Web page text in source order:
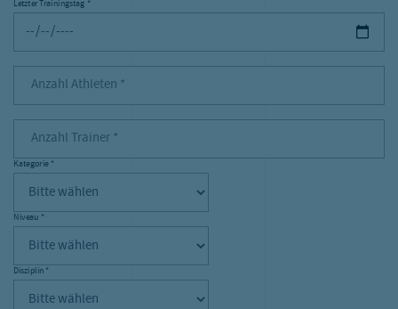
Letzter Trainingstag Pflichtfeld
Letzter Trainingstag *
Anzahl Athleten Pflichtfeld
Anzahl Athleten *
Anzahl Trainer Pflichtfeld
Anzahl Trainer*
Kategorie Pflichtfeld
Kategorie *
Niveau Pflichtfeld
Niveau *
Disziplin Pflichtfeld
Disziplin *